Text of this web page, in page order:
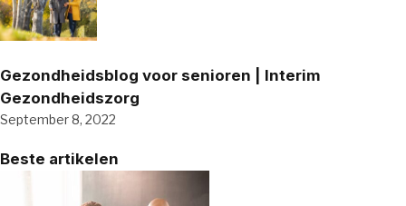
Gezondheidsblog voor senioren | Interim
Gezondheidszorg
September 8, 2022
Beste artikelen